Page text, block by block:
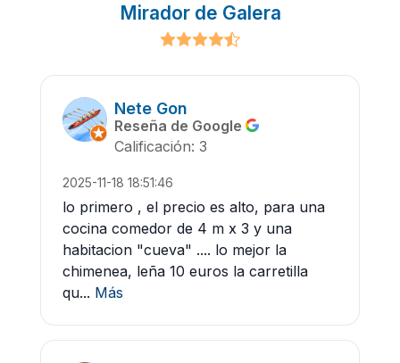
Mirador de Galera
Nete Gon
Reseña de Google
Calificación: 3
2025-11-18 18:51:46
lo primero , el precio es alto, para una
cocina comedor de 4 m x 3 y una
habitacion "cueva" .... lo mejor la
chimenea, leña 10 euros la carretilla
qu... Más